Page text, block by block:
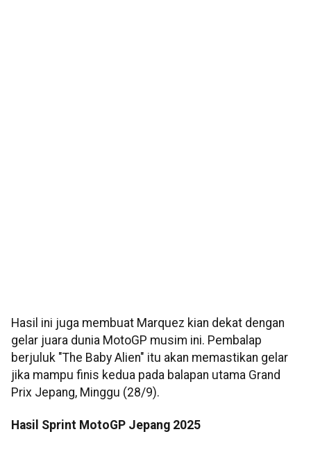
Hasil ini juga membuat Marquez kian dekat dengan
gelar juara dunia MotoGP musim ini. Pembalap
berjuluk "The Baby Alien" itu akan memastikan gelar
jika mampu finis kedua pada balapan utama Grand
Prix Jepang, Minggu (28/9).
Hasil Sprint MotoGP Jepang 2025